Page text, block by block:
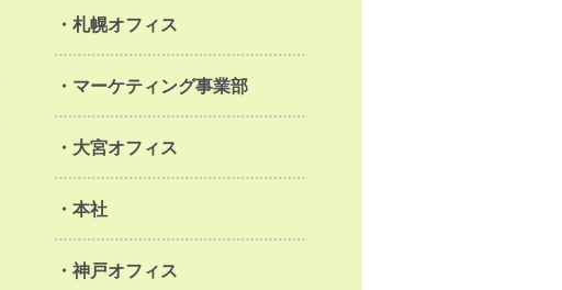
札幌オフィス
マーケティング事業部
大宮オフィス
本社
神戸オフィス